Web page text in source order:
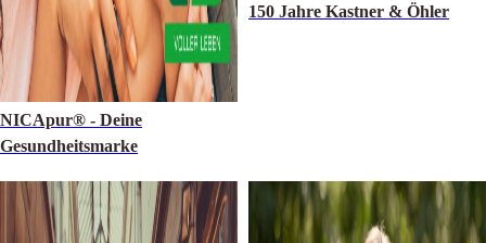
NICApur® - Deine
Gesundheitsmarke
150 Jahre Kastner & Öhler